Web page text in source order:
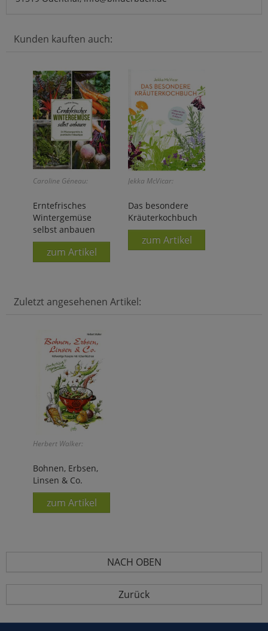
Kunden kauften auch:
Caroline Géneau:
Erntefrisches
Wintergemüse
selbst anbauen
zum Artikel
Jekka McVicar:
Das besondere
Kräuterkochbuch
zum Artikel
Zuletzt angesehenen Artikel:
Herbert Walker:
Bohnen, Erbsen,
Linsen & Co.
zum Artikel
NACH OBEN
Zurück